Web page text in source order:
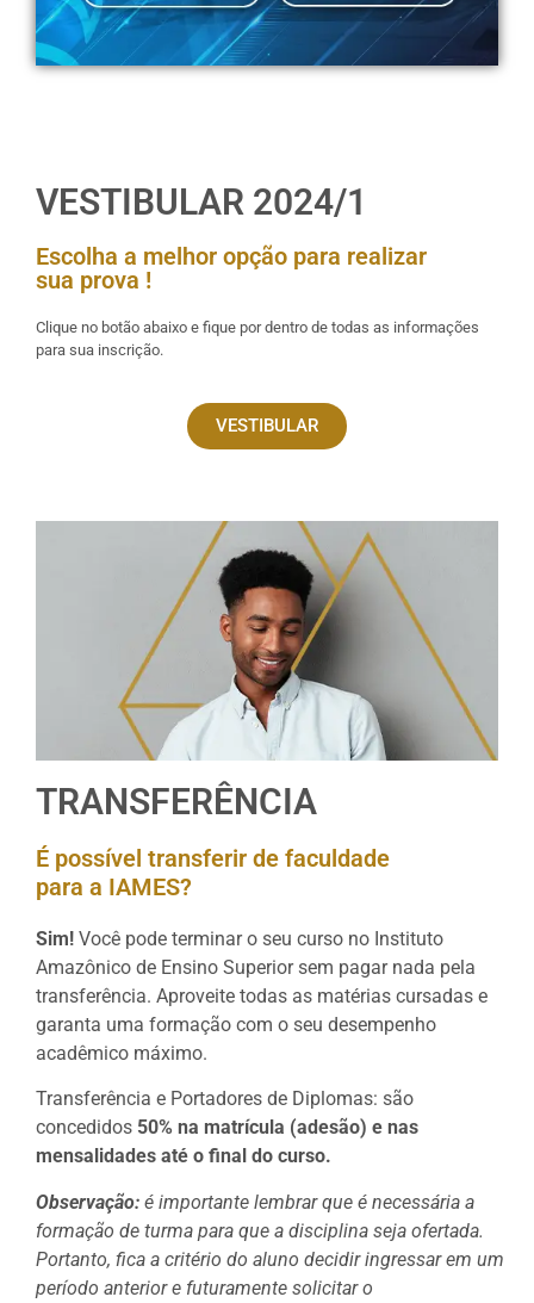
VESTIBULAR 2024/1
Escolha a melhor opção para realizar
sua prova !
Clique no botão abaixo e fique por dentro de todas as informações
para sua inscrição.
VESTIBULAR
TRANSFERÊNCIA
É possível transferir de faculdade
para a IAMES?
Sim! Você pode terminar o seu curso no Instituto
Amazônico de Ensino Superior sem pagar nada pela
transferência. Aproveite todas as matérias cursadas e
garanta uma formação com o seu desempenho
acadêmico máximo.
Transferência e Portadores de Diplomas: são
concedidos 50% na matrícula (adesão) e nas
mensalidades até o final do curso.
Observação: é importante lembrar que é necessária a
formação de turma para que a disciplina seja ofertada.
Portanto, fica a critério do aluno decidir ingressar em um
período anterior e futuramente solicitar o